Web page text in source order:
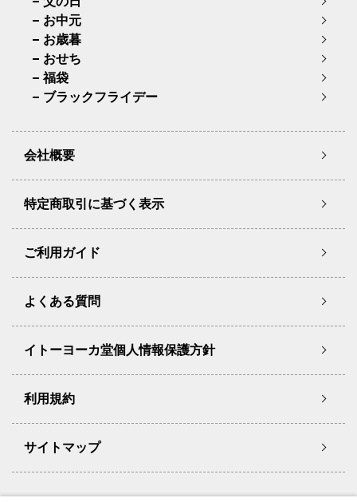
お中元
お歳暮
おせち
福袋
ブラックフライデー
会社概要
特定商取引に基づく表示
ご利用ガイド
よくある質問
イトーヨーカ堂個人情報保護方針
利用規約
サイトマップ